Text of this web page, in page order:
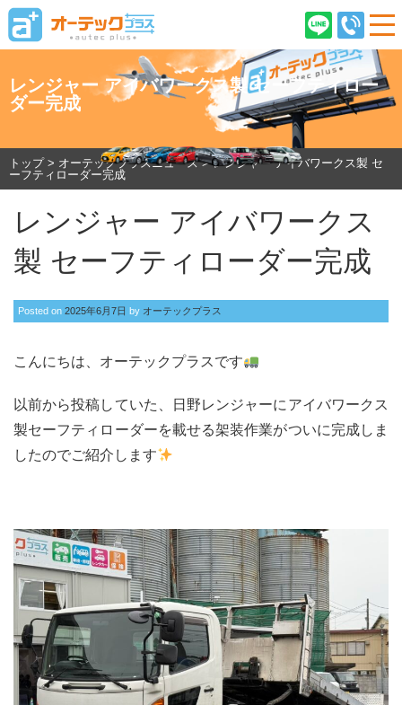
店舗情報
企業情報 採用情報
在庫車情報
ご購入の流れ
オーテック安心保証
車検・ピットサービス
買取無料査定
LINE公式アカウントはじめました!
レンジャー アイバワークス製 セーフティロー
ダー完成
トップ> オーテックプラスニュース>レンジャー アイバワークス製 セ
ーフティローダー完成
レンジャー アイバワークス
製 セーフティローダー完成
Posted on 2025年6月7日 by オーテックプラス
こんにちは、オーテックプラスです
以前から投稿していた、日野レンジャーにアイバワークス
製セーフティローダーを載せる架装作業がついに完成しま
したのでご紹介します